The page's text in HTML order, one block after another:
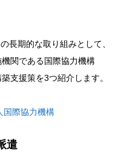
長期的な取り組みとして、
関である国際協力機構
支援策を3つ紹介します。
国際協力機構
遣